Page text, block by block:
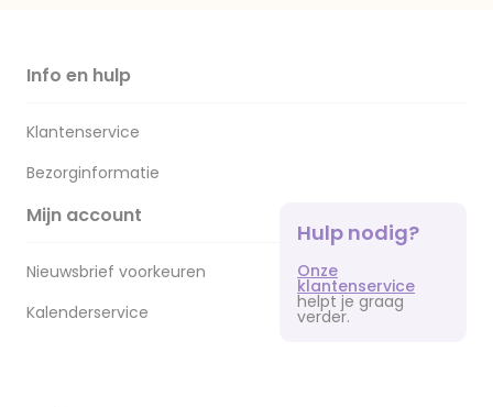
Info en hulp
Klantenservice
Bezorginformatie
Mijn account
Nieuwsbrief voorkeuren
Kalenderservice
Hulp nodig?
Onze
klantenservice
helpt je graag
verder.